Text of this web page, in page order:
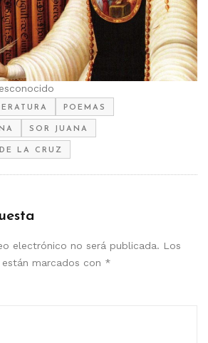
POEMAS
SOR JUANA
LA CRUZ
electrónico no será publicada. Los
marcados con *